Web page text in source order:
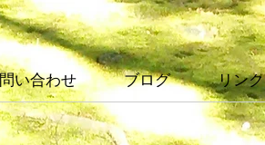
い合わせ ブログ リンク